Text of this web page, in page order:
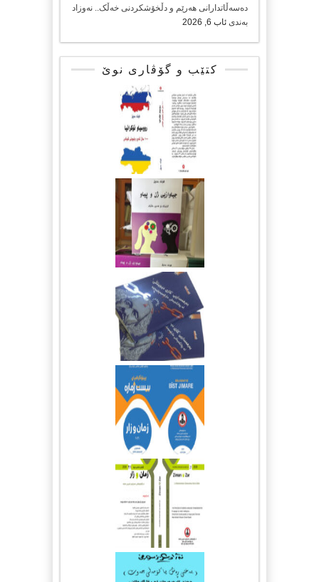
دەسەڵاتدارانی هەرێم و دڵخۆشکردنی خەڵک.. نەوزاد
بەندی ئاب 6, 2026
کتێب و گۆڤاری نوێ